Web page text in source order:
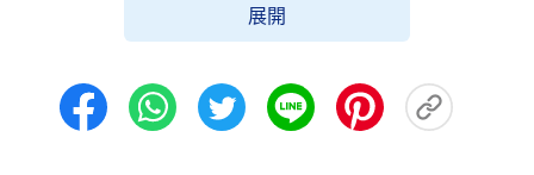
僕人，但這個「僕人」是神眼中所喜愛的人，是神賦
接與神對話、直接來到神面前的人，是地位高于他
人、尊貴于他人的人。這是神口中所説「僕人」的真
展開